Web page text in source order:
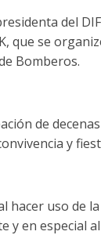
del
que se
Bomberos.
de
y
hacer uso de
y en especial